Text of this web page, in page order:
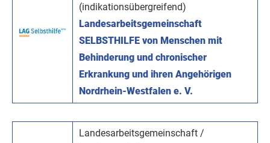
(indikationsübergreifend)
Landesarbeitsgemeinschaft
SELBSTHILFE von Menschen mit
Behinderung und chronischer
Erkrankung und ihren Angehörigen
Nordrhein-Westfalen e. V.
Landesarbeitsgemeinschaft /